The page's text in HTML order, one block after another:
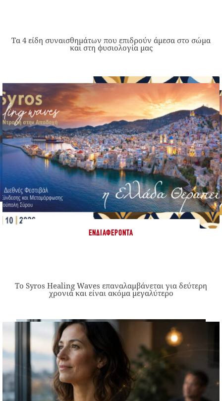
Τα 4 είδη συναισθημάτων που επιδρούν άμεσα στο σώμα
και στη φυσιολογία μας
ΕΝΔΙΑΦΈΡΟΝΤΑ
Το Syros Healing Waves επαναλαμβάνεται για δεύτερη
χρονιά και είναι ακόμα μεγαλύτερο